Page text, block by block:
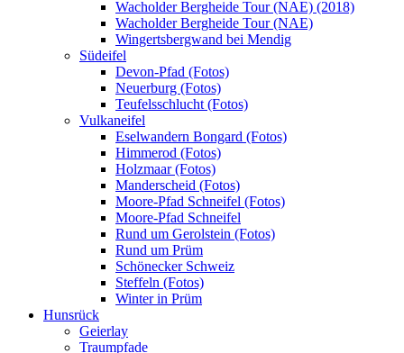
Wacholder Bergheide Tour (NAE) (2018)
Wacholder Bergheide Tour (NAE)
Wingertsbergwand bei Mendig
Südeifel
Devon-Pfad (Fotos)
Neuerburg (Fotos)
Teufelsschlucht (Fotos)
Vulkaneifel
Eselwandern Bongard (Fotos)
Himmerod (Fotos)
Holzmaar (Fotos)
Manderscheid (Fotos)
Moore-Pfad Schneifel (Fotos)
Moore-Pfad Schneifel
Rund um Gerolstein (Fotos)
Rund um Prüm
Schönecker Schweiz
Steffeln (Fotos)
Winter in Prüm
Hunsrück
Geierlay
Traumpfade